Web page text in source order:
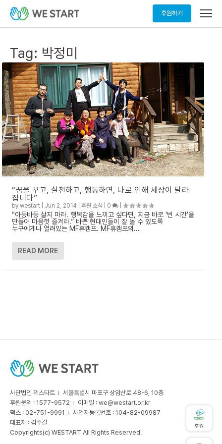
후원하기
메
열
Tag: 박정미
“꿈을 꾸고, 실천하고, 행동하면, 나로 인해 세상이 달라
집니다”
by westart Jun 2, 2014 후원 소식 0
“아등바등 살지 마라. 행복감을 느끼고 싶다면, 지금 바로 ‘빈 시간’을
만들어 마음껏 즐겨라.” 바쁜 현대인들이 잘 놀 수 있도록
누구에게나 열려있는 MF휴캠프. MF휴캠프의...
READ MORE
사단법인 위스타트
서울특별시 마포구 상암산로 48-6, 10층
후원문의 : 1577-9572
이메일 : we@westart.or.kr
팩스 : 02-751-9991
사업자등록번호 : 104-82-09987
대표자 : 김수길
Copyrights(c) WESTART All Rights Reserved.
후원